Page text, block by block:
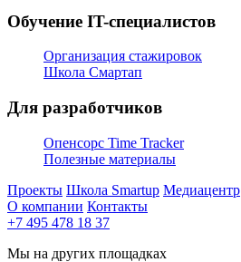
Обучение IT-специалистов
Организация стажировок
Школа Смартап
Для разработчиков
Опенсорс Time Tracker
Полезные материалы
Проекты Школа Smartup Медиацентр
О компании Контакты
+7 495 478 18 37
Мы на других площадках